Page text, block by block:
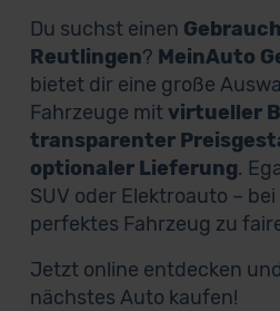
Du suchst einen
Reutlingen? MeinAuto
bietet dir eine große
Fahrzeuge mitvirtueller
transparenter
optionaler Lieferung.
SUV oder Elektroauto –
perfektes Fahrzeug zu
Jetzt online entdecken
nächstes Auto kaufen!